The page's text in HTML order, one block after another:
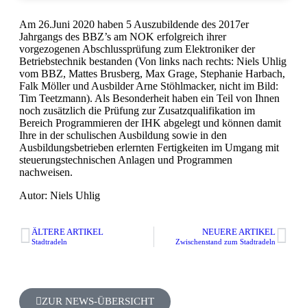
Am 26.Juni 2020 haben 5 Auszubildende des 2017er
Jahrgangs des BBZ’s am NOK erfolgreich ihrer
vorgezogenen Abschlussprüfung zum Elektroniker der
Betriebstechnik bestanden (Von links nach rechts: Niels Uhlig
vom BBZ, Mattes Brusberg, Max Grage, Stephanie Harbach,
Falk Möller und Ausbilder Arne Stöhlmacker, nicht im Bild:
Tim Teetzmann). Als Besonderheit haben ein Teil von Ihnen
noch zusätzlich die Prüfung zur Zusatzqualifikation im
Bereich Programmieren der IHK abgelegt und können damit
Ihre in der schulischen Ausbildung sowie in den
Ausbildungsbetrieben erlernten Fertigkeiten im Umgang mit
steuerungstechnischen Anlagen und Programmen
nachweisen.
Autor: Niels Uhlig
ÄLTERE ARTIKEL
Stadtradeln
NEUERE ARTIKEL
Zwischenstand zum Stadtradeln
ZUR NEWS-ÜBERSICHT